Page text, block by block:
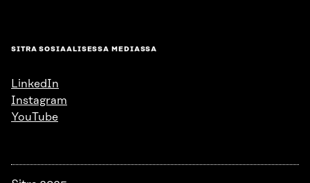
SITRA SOSIAALISESSA MEDIASSA
LinkedIn
Instagram
YouTube